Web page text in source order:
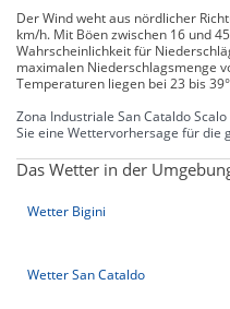
Der Wind weht aus nördlicher
km/h. Mit Böen zwischen 16 und
Wahrscheinlichkeit für
maximalen Niederschlagsmenge
Temperaturen liegen bei 23 bis
Zona Industriale San Cataldo
Sie eine Wettervorhersage für die
Das Wetter in der
Wetter Bigini
Wetter San Cataldo